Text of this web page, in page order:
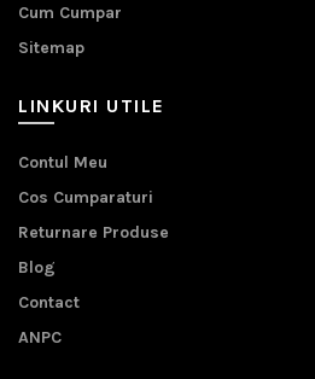
Cum Cumpar
Sitemap
LINKURI UTILE
Contul Meu
Cos Cumparaturi
Returnare Produse
Blog
Contact
ANPC